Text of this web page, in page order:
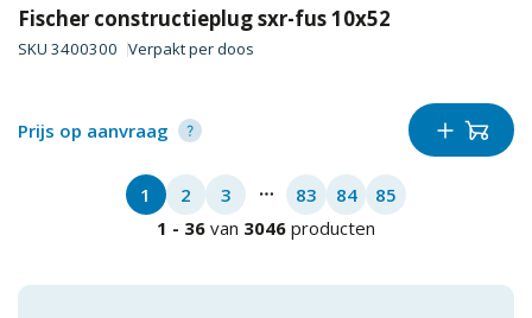
Fischer constructieplug sxr-fus 10x52
SKU 3400300 Verpakt perdoos
Prijs op aanvraag
1 2 3 More pages
83 84
85
1 - 36 van 3046 producten